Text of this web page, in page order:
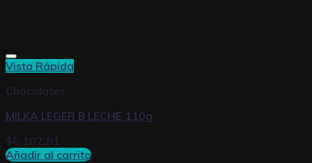
Vista Rápida
Chocolates
MILKA LEGER B LECHE 110g
$6.102,81
Añadir al carrito